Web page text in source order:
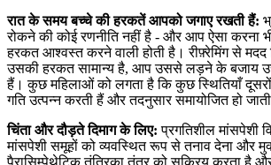
रात के समय बच्चे की हरकतें आपको जगाए रखती हैं:
रोकने की कोई रणनीति नहीं है - और आप ऐसा करना
हरकत आश्वस्त करने वाली होती है। रीफ़्रेमिंग से मदद
उसकी हरकत सामान्य है, आप उससे लड़ने के बजाय
हैं। कुछ महिलाओं को लगता है कि कुछ स्थितियाँ
गति उत्पन्न करती हैं और तदनुसार समायोजित हो
चिंता और दौड़ते दिमाग के लिए: प्रगतिशील मांसपेशी
मांसपेशी समूहों को व्यवस्थित रूप से तनाव देना और